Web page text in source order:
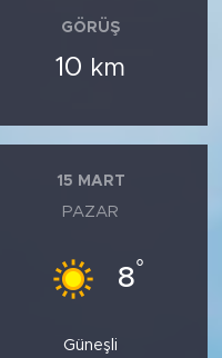
GÖRÜŞ
10 km
15 MART
PAZAR
8°
Güneşli